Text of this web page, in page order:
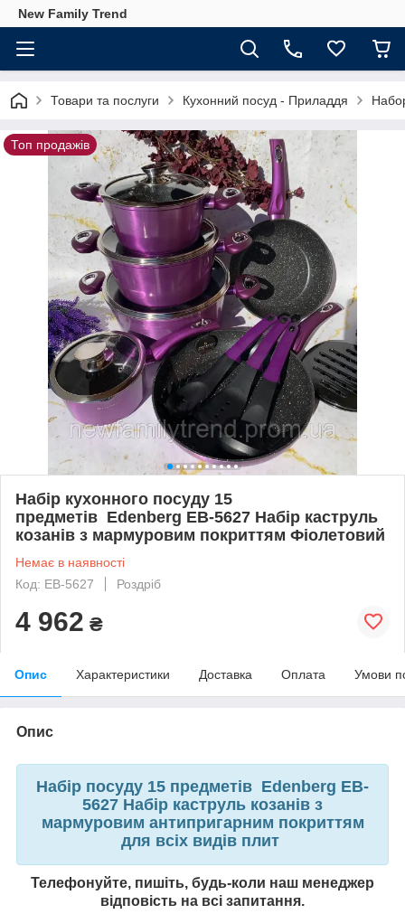
New Family Trend
Товари та послуги Кухонний посуд - Приладдя
Топ продажів
Набір кухонного посуду 15
предметів Edenberg ЕВ-5627 Набір каструль
козанів з мармуровим покриттям Фіолетовий
Немає в наявності
Код: ЕВ-5627
Роздріб
4 962 ₴
Опис Характеристики Доставка Оплата Умови
Опис
Набір посуду 15 предметів Edenberg EB-
5627 Набір каструль козанів з
мармуровим антипригарним покриттям
для всіх видів плит
Телефонуйте, пишіть, будь-коли наш менеджер
відповість на всі запитання.